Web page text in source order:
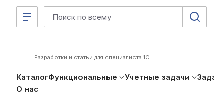
Разработки и статьи для специалиста 1С
КаталогФункциональные Учетные задачи
О нас